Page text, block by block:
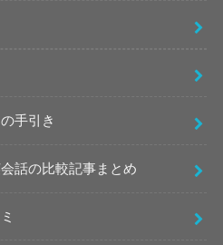
手引き
話の比較記事まとめ